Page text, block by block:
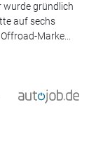
wurde gründlich
auf sechs
Marke...